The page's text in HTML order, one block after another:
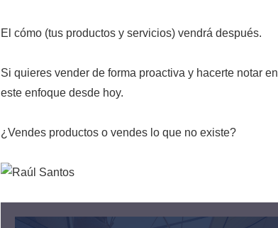
El cómo (tus productos y servicios) vendrá después.
Si quieres vender de forma proactiva y hacerte notar
este enfoque desde hoy.
¿Vendes productos o vendes lo que no existe?